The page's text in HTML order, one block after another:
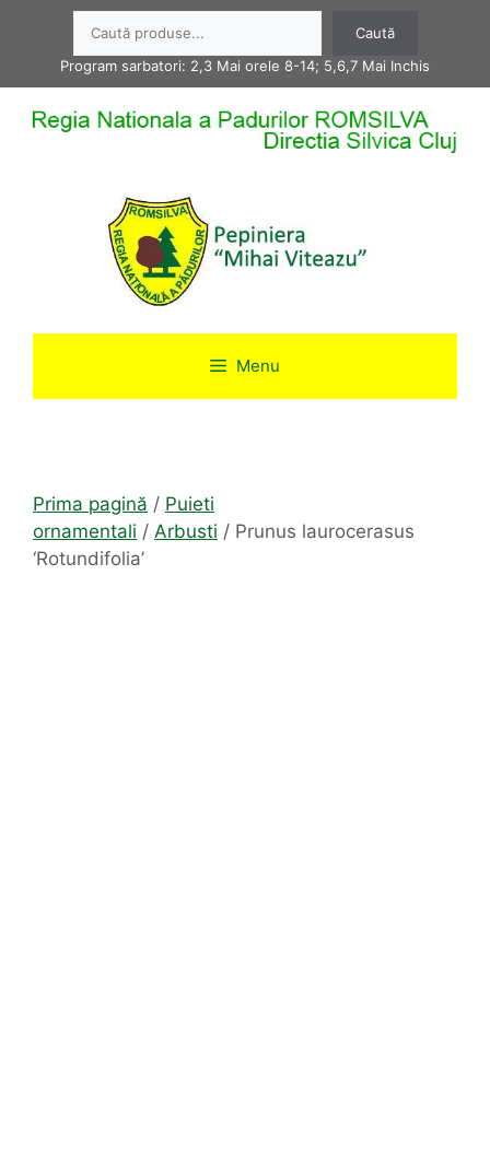
conținut
Caută
Program sarbatori: 2,3 Mai orele 8-14; 5,6,7 Mai Inchis
Menu
Prima pagină / Puieti
ornamentali / Arbusti / Prunus laurocerasus
‘Rotundifolia’